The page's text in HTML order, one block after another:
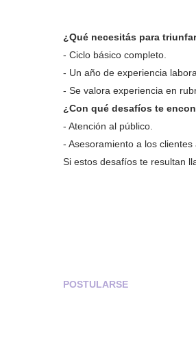
¿Qué necesitás para
- Ciclo básico completo.
- Un año de experiencia
- Se valora experiencia en
¿Con qué desafíos te
- Atención al público.
- Asesoramiento a los
Si estos desafíos te resultan
POSTULARSE